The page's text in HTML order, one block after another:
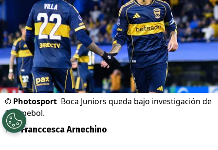
© Photosport Boca Juniors queda bajo investigación de
Conmebol.
Por Franccesca Arnechino